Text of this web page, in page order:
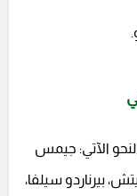
الآتي: جيمس
بيرناردو سيلفا،